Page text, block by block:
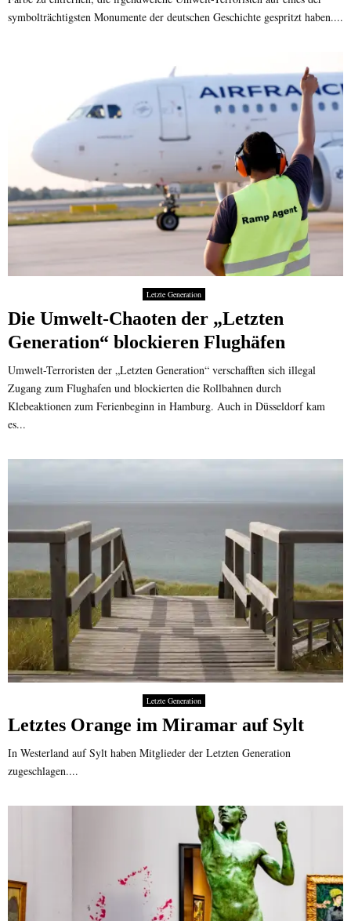
symbolträchtigsten Monumente der deutschen Geschichte gespritzt haben....
Letzte Generation
Die Umwelt-Chaoten der „Letzten
Generation“ blockieren Flughäfen
Umwelt-Terroristen der „Letzten Generation“ verschafften sich illegal
Zugang zum Flughafen und blockierten die Rollbahnen durch
Klebeaktionen zum Ferienbeginn in Hamburg. Auch in Düsseldorf kam
es...
Letzte Generation
Letztes Orange im Miramar auf Sylt
In Westerland auf Sylt haben Mitglieder der Letzten Generation
zugeschlagen....